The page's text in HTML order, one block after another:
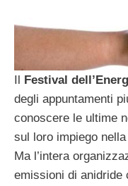
Il Festival
degli appuntamenti
conoscere le ultime
sul loro impiego
Ma l’intera
emissioni di anidride